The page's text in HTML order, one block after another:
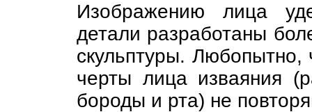
Изображению лица
детали разработаны
скульптуры.
черты лица изваяния
бороды и рта) не